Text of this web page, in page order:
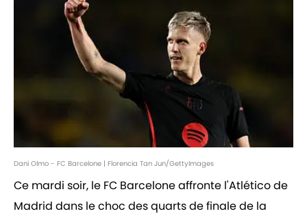
Dani Olmo - FC Barcelone | Florencia Tan Jun/GettyImages
Ce mardi soir, le FC Barcelone affronte l'Atlético de
Madrid dans le choc des quarts de finale de la